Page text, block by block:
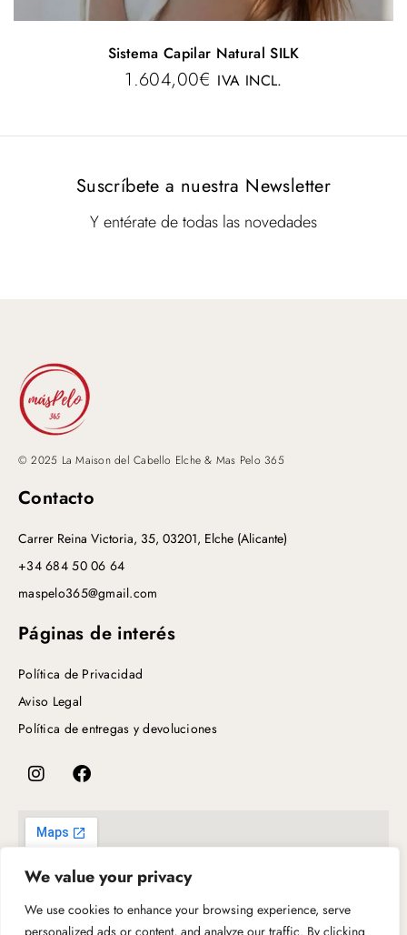
We value your privacy
We use cookies to enhance your browsing experience, serve
personalized ads or content, and analyze our traffic. By clicking
Sistema Capilar Natural SILK
1.604,00€ IVA INCL.
Suscríbete a nuestra Newsletter
Y entérate de todas las novedades
© 2025 La Maison del Cabello Elche & Mas Pelo 365
Contacto
Carrer Reina Victoria, 35, 03201, Elche (Alicante)
+34 684 50 06 64
maspelo365@gmail.com
Páginas de interés
Política de Privacidad
Aviso Legal
Política de entregas y devoluciones